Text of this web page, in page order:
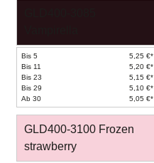
Bis 5
5,25 €*
Bis 11
5,20 €*
Bis 23
5,15 €*
Bis 29
5,10 €*
Ab 30
5,05 €*
GLD400-3100 Frozen
strawberry